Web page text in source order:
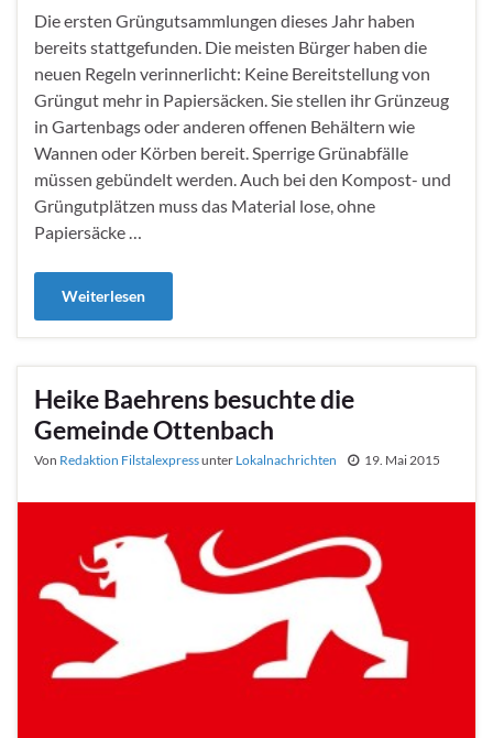
Die ersten Grüngutsammlungen dieses Jahr haben
bereits stattgefunden. Die meisten Bürger haben die
neuen Regeln verinnerlicht: Keine Bereitstellung von
Grüngut mehr in Papiersäcken. Sie stellen ihr Grünzeug
in Gartenbags oder anderen offenen Behältern wie
Wannen oder Körben bereit. Sperrige Grünabfälle
müssen gebündelt werden. Auch bei den Kompost- und
Grüngutplätzen muss das Material lose, ohne
Papiersäcke …
Weiterlesen
Heike Baehrens besuchte die
Gemeinde Ottenbach
Von Redaktion Filstalexpressunter Lokalnachrichten 19. Mai 2015